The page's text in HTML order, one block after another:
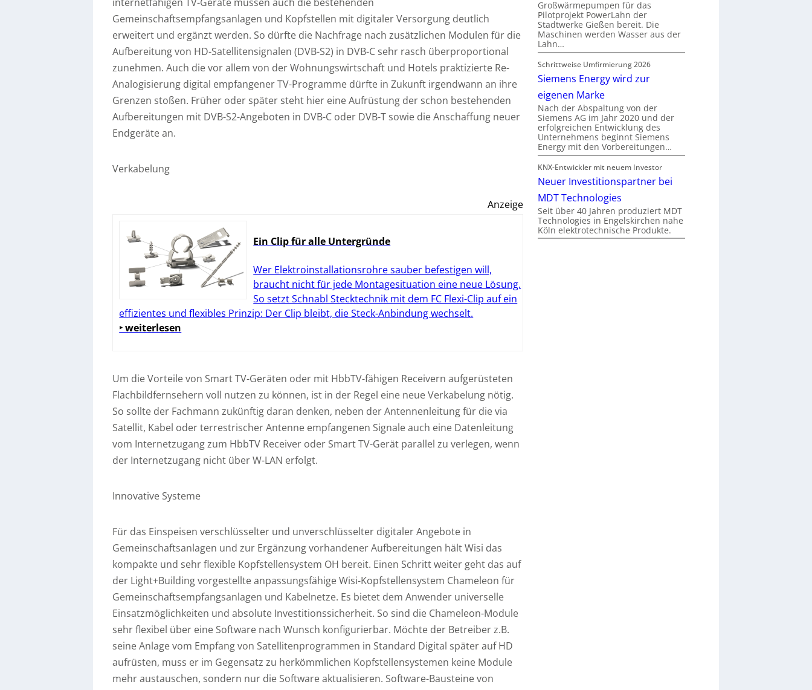
internetfähigen TV-Geräte müssen auch die bestehenden
Gemeinschaftsempfangsanlagen und Kopfstellen mit digitaler Versorgung deutlich
erweitert und ergänzt werden. So dürfte die Nachfrage nach zusätzlichen Modulen für die
Aufbereitung von HD-Satellitensignalen (DVB-S2) in DVB-C sehr rasch überproportional
zunehmen. Auch die vor allem von der Wohnungswirtschaft und Hotels praktizierte Re-
Analogisierung digital empfangener TV-Programme dürfte in Zukunft irgendwann an ihre
Grenzen stoßen. Früher oder später steht hier eine Aufrüstung der schon bestehenden
Aufbereitungen mit DVB-S2-Angeboten in DVB-C oder DVB-T sowie die Anschaffung neuer
Endgeräte an.
Verkabelung
Anzeige
Ein Clip für alle Untergründe
Wer Elektroinstallationsrohre sauber befestigen will,
braucht nicht für jede Montagesituation eine neue Lösung.
So setzt Schnabl Stecktechnik mit dem FC Flexi-Clip auf ein
effizientes und flexibles Prinzip: Der Clip bleibt, die Steck-Anbindung wechselt.
‣ weiterlesen
Um die Vorteile von Smart TV-Geräten oder mit HbbTV-fähigen Receivern aufgerüsteten
Flachbildfernsehern voll nutzen zu können, ist in der Regel eine neue Verkabelung nötig.
So sollte der Fachmann zukünftig daran denken, neben der Antennenleitung für die via
Satellit, Kabel oder terrestrischer Antenne empfangenen Signale auch eine Datenleitung
vom Internetzugang zum HbbTV Receiver oder Smart TV-Gerät parallel zu verlegen, wenn
der Internetzugang nicht über W-LAN erfolgt.
Innovative Systeme
Für das Einspeisen verschlüsselter und unverschlüsselter digitaler Angebote in
Gemeinschaftsanlagen und zur Ergänzung vorhandener Aufbereitungen hält Wisi das
kompakte und sehr flexible Kopfstellensystem OH bereit. Einen Schritt weiter geht das auf
der Light+Building vorgestellte anpassungsfähige Wisi-Kopfstellensystem Chameleon für
Gemeinschaftsempfangsanlagen und Kabelnetze. Es bietet dem Anwender universelle
Einsatzmöglichkeiten und absolute Investitionssicherheit. So sind die Chameleon-Module
sehr flexibel über eine Software nach Wunsch konfigurierbar. Möchte der Betreiber z.B.
seine Anlage vom Empfang von Satellitenprogrammen in Standard Digital später auf HD
aufrüsten, muss er im Gegensatz zu herkömmlichen Kopfstellensystemen keine Module
mehr austauschen, sondern nur die Software aktualisieren. Software-Bausteine von
Großwärmepumpen für das
Pilotprojekt PowerLahn der
Stadtwerke Gießen bereit. Die
Maschinen werden Wasser aus der
Lahn…
Schrittweise Umfirmierung 2026
Siemens Energy wird zur
eigenen Marke
Nach der Abspaltung von der
Siemens AG im Jahr 2020 und der
erfolgreichen Entwicklung des
Unternehmens beginnt Siemens
Energy mit den Vorbereitungen…
KNX-Entwickler mit neuem Investor
Neuer Investitionspartner bei
MDT Technologies
Seit über 40 Jahren produziert MDT
Technologies in Engelskirchen nahe
Köln elektrotechnische Produkte.